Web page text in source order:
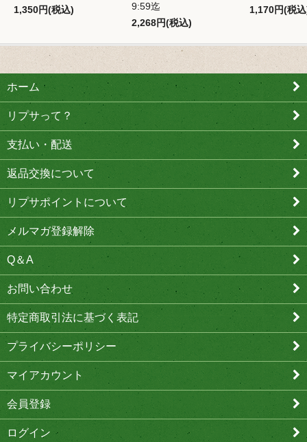
1,350円(税込)
9:59迄
2,268円(税込)
1,170円(税
ホーム
リプサって？
支払い・配送
返品交換について
リプサポイントについて
メルマガ登録解除
Q＆A
お問い合わせ
特定商取引法に基づく表記
プライバシーポリシー
マイアカウント
会員登録
ログイン